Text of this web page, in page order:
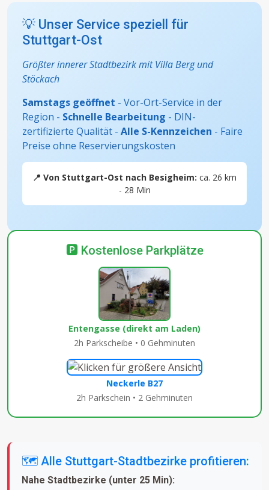
💡 Unser Service speziell für
Stuttgart-Ost
Größter innerer Stadtbezirk mit Villa Berg und
Stöckach
Samstags geöffnet - Vor-Ort-Service in der
Region - Schnelle Bearbeitung - DIN-
zertifizierte Qualität - Alle S-Kennzeichen - Faire
Preise ohne Reservierungskosten
📍 Von Stuttgart-Ost nach Besigheim: ca. 26 km
- 28 Min
🅿️ Kostenlose Parkplätze
Entengasse (direkt am Laden)
2h Parkscheibe • 0 Gehminuten
Neckerle B27
2h Parkschein • 2 Gehminuten
🗺️ Alle Stuttgart-Stadtbezirke profitieren:
Nahe Stadtbezirke (unter 25 Min):